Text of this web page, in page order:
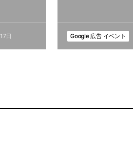
日 Google 広告 イベント